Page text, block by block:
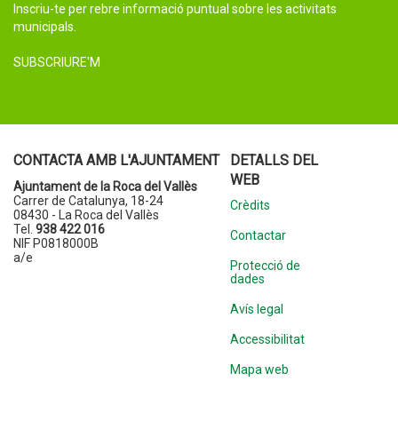
Inscriu-te per rebre informació puntual sobre les activitats
municipals.
SUBSCRIURE'M
CONTACTA AMB L'AJUNTAMENT
Ajuntament de la Roca del Vallès
Carrer de Catalunya, 18-24
08430 - La Roca del Vallès
Tel. 938 422 016
NIF P0818000B
a/e
DETALLS DEL
WEB
Crèdits
Contactar
Protecció de
dades
Avís legal
Accessibilitat
Mapa web